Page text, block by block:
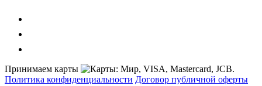
Принимаем карты
Политика конфиденциальности Договор публичной оферты